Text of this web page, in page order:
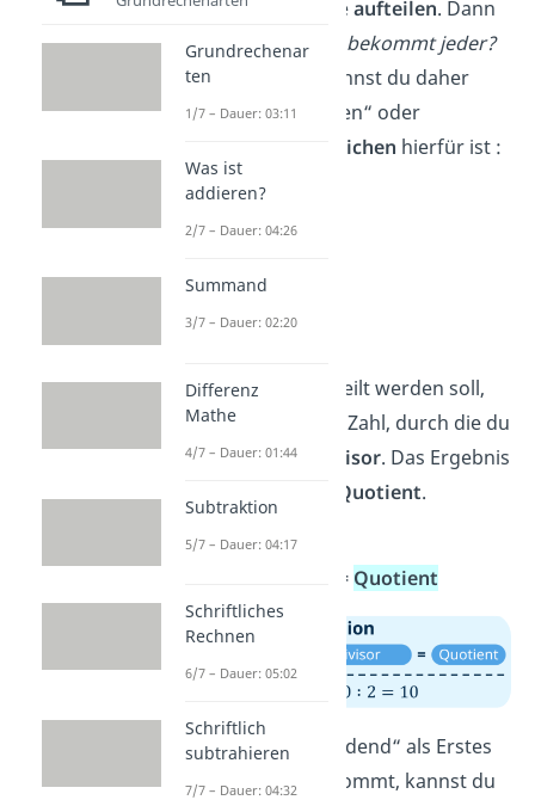
auf deine 4 Freundeaufteilen. Dann
fragst du:Wie viele bekommt jeder?
Dieses Aufteilen nennst du daher
auch „geteilt rechnen“ oder
Zeichen hierfür ist :
oder ÷.
➡️ Beispiele:
945
Die Zahl, die aufgeteilt werden soll,
heißtDividend
. Die Zahl, durch die du
aufteilst, ist der
Divisor. Das Ergebnis
Quotient.
= Quotient
Tipp:Dass der „Dividend“ als Erstes
bei den Begriffen kommt, kannst du
Grundrechenar
ten
1/7 – Dauer: 03:11
Was ist
addieren?
2/7 – Dauer: 04:26
Summand
3/7 – Dauer: 02:20
Differenz
Mathe
4/7 – Dauer: 01:44
Subtraktion
5/7 – Dauer: 04:17
Schriftliches
Rechnen
6/7 – Dauer: 05:02
Schriftlich
subtrahieren
7/7 – Dauer: 04:32